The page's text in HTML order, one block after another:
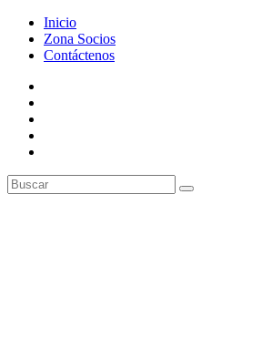
Inicio
Zona Socios
Contáctenos